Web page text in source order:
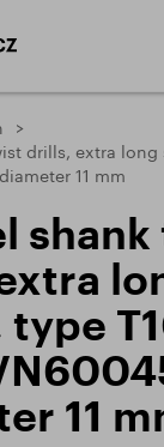
drills, extra long
11 mm
type
11